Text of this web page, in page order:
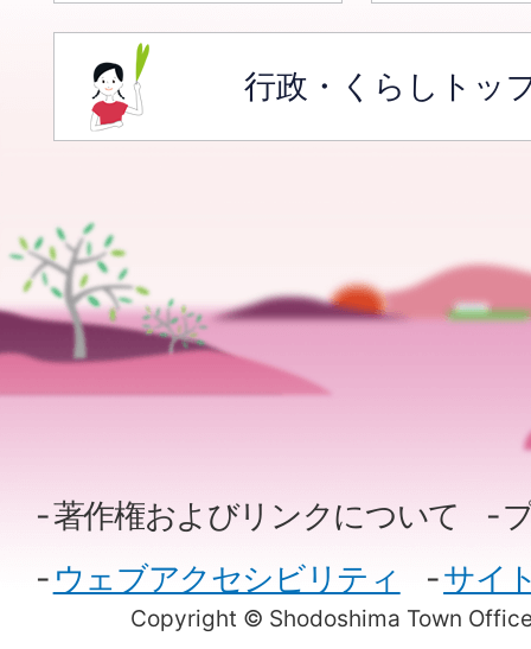
行政・くらしトッ
Copyright © Shodoshima Town
著作権およびリンクについて
ウェブアクセシビリティ
サイ